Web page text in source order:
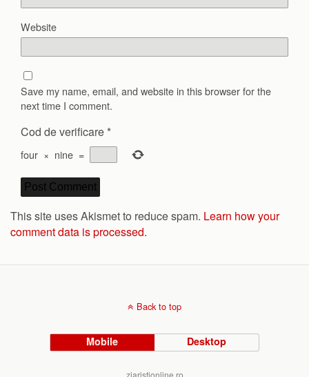
Website
Save my name, email, and website in this browser for the
next time I comment.
Cod de verificare *
four × nine =
This site uses Akismet to reduce spam. Learn how your
comment data is processed.
Back to top
Mobile Desktop
ziaristionline.ro